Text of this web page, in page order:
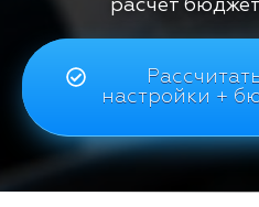
расчет
настройки +